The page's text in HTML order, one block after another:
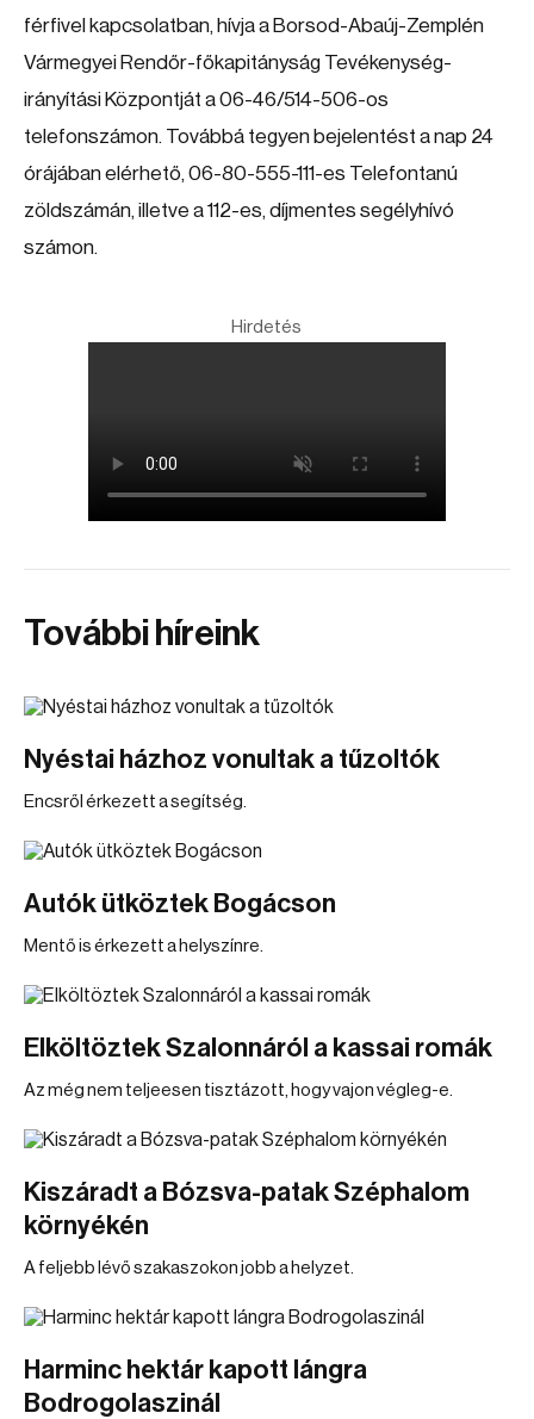
férfivel kapcsolatban, hívja a Borsod-Abaúj-Zemplén
Vármegyei Rendőr-főkapitányság Tevékenység-
irányítási Központját a 06-46/514-506-os
telefonszámon. Továbbá tegyen bejelentést a nap 24
órájában elérhető, 06-80-555-111-es Telefontanú
zöldszámán, illetve a 112-es, díjmentes segélyhívó
számon.
Hirdetés
További híreink
Nyéstai házhoz vonultak a tűzoltók
Encsről érkezett a segítség.
Autók ütköztek Bogácson
Mentő is érkezett a helyszínre.
Elköltöztek Szalonnáról a kassai romák
Az még nem teljeesen tisztázott, hogy vajon végleg-e.
Kiszáradt a Bózsva-patak Széphalom
környékén
A feljebb lévő szakaszokon jobb a helyzet.
Harminc hektár kapott lángra
Bodrogolaszinál